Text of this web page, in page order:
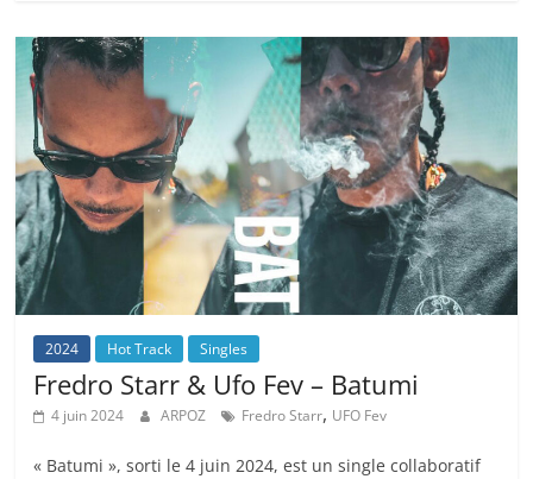
2024 Hot Track Singles
Fredro Starr & Ufo Fev – Batumi
4 juin 2024 ARPOZ Fredro Starr, UFO Fev
« Batumi », sorti le 4 juin 2024, est un single collaboratif